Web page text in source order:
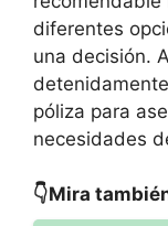
diferentes
una decisión.
póliza para
necesidades
👇Mira